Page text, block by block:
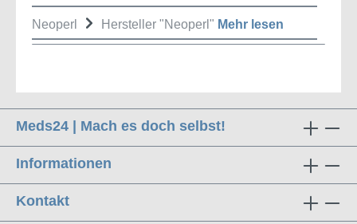
Neoperl Hersteller "Neoperl" Mehr lesen
Meds24 | Mach es doch selbst!
Informationen
Kontakt